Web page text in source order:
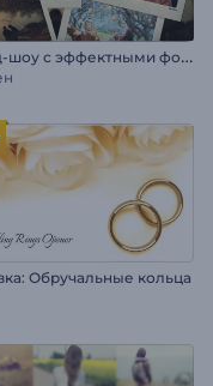
С
лайд-шоу с эффектными фотопереходами
Обручальные кольца